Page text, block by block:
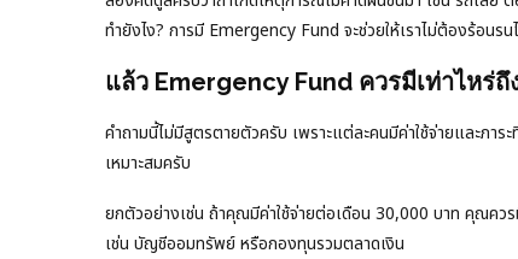
ทำยังไง? การมี Emergency Fund จะช่วยให้เราไม่ต้องร้อน
แล้ว Emergency Fund ควรมีเท่าไหร่ถึ
คำถามนี้ไม่มีสูตรตายตัวครับ เพราะแต่ละคนมีค่าใช้จ่ายและภา
เหมาะสมครับ
ยกตัวอย่างเช่น ถ้าคุณมีค่าใช้จ่ายต่อเดือน 30,000 บาท คุณค
เช่น บัญชีออมทรัพย์ หรือกองทุนรวมตลาดเงิน